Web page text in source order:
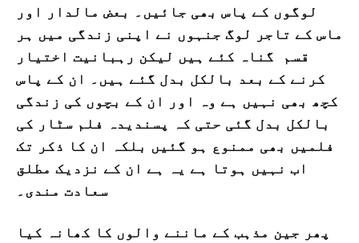
لوگوں کے پاس بھی جائیں۔ بعض مالدار اور
ماس کے تاجر لوگ جنہوں نے اپنی زندگی میں ہر
قسم گناہ کئے ہیں لیکن رہبانیت اختیار
کرنے کے بعد بالکل بدل گئے ہیں۔ ان کے پاس
کچھ بھی نہیں ہے وہ اور ان کے بچوں کی زندگی
بالکل بدل گئی حتی کہ پسندیدہ فلم سٹار کی
فلمیں بھی ممنوع ہو گئیں بلکہ ان کا ذکر تک
اب نہیں ہوتا ہے یہ ہے ان کے نزدیک مطلق
سعادت مندی۔
پھر جین مذہب کے ماننے والوں کا کھانہ کیا